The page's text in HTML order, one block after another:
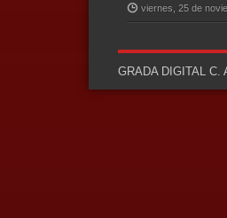
viernes, 25 de
GRADA DIGITAL C.